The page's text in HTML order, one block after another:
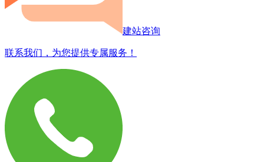
建站咨询
联系我们，为您提供专属服务！